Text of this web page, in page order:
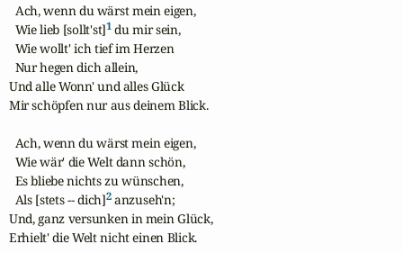
  Ach, wenn du wärst mein eigen,
  Wie lieb [sollt'st]
1 du mir sein,
  Wie wollt' ich tief im Herzen
  Nur hegen dich allein,
Und alle Wonn' und alles Glück
Mir schöpfen nur aus deinem Blick.
  Ach, wenn du wärst mein eigen,
  Wie wär' die Welt dann schön,
  Es bliebe nichts zu wünschen,
  Als [stets -- dich]
2 anzuseh'n;
Und, ganz versunken in mein Glück,
Erhielt' die Welt nicht einen Blick.